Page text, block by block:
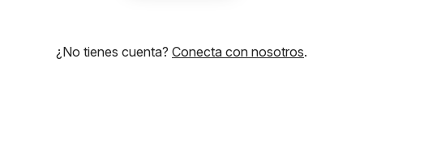
¿No tienes cuenta? Conecta con nosotros.